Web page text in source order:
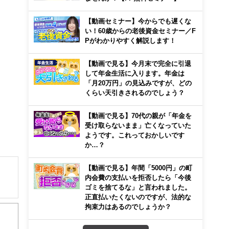
【動画セミナー】今からでも遅くな
い！60歳からの老後資金セミナー／F
Pがわかりやすく解説します！
【動画で見る】今月末で完全に引退
して年金生活に入ります。年金は
「月20万円」の見込みですが、どの
くらい天引きされるのでしょう？
【動画で見る】70代の親が「年金を
受け取らないまま」亡くなっていた
ようです。これっておかしいです
か…？
【動画で見る】年間「5000円」の町
内会費の支払いを拒否したら「今後
ゴミを捨てるな」と言われました。
正直払いたくないのですが、法的な
拘束力はあるのでしょうか？